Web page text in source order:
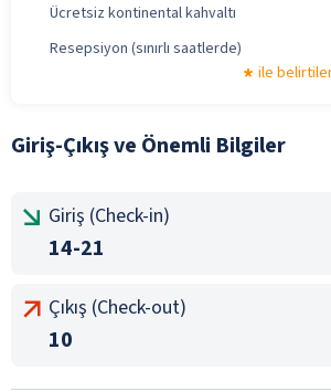
Ücretsiz kontinental kahvaltı
Resepsiyon (sınırlı saatlerde)
ile
Giriş-Çıkış ve Önemli Bilgiler
Giriş (Check-in)
14-21
Çıkış (Check-out)
10